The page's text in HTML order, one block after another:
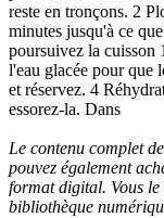
reste en tronçons. 2
minutes jusqu'à ce
poursuivez la cuisson
l'eau glacée pour que
et réservez. 4
essorez-la. Dans
Le contenu complet
pouvez également
format digital. Vous le
bibliothèque